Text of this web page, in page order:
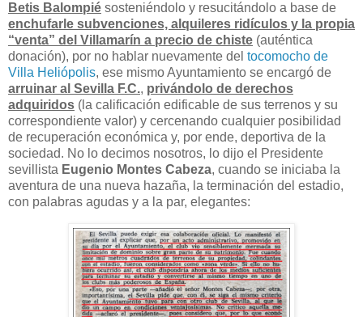
Betis Balompié sosteniéndolo y resucitándolo a base de
enchufarle subvenciones, alquileres ridículos y la propia
“venta” del Villamarín a precio de chiste (auténtica
donación), por no hablar nuevamente del tocomocho de
Villa Heliópolis, ese mismo Ayuntamiento se encargó de
arruinar al Sevilla F.C., privándolo de derechos
adquiridos (la calificación edificable de sus terrenos y su
correspondiente valor) y cercenando cualquier posibilidad
de recuperación económica y, por ende, deportiva de la
sociedad. No lo decimos nosotros, lo dijo el Presidente
sevillista Eugenio Montes Cabeza, cuando se iniciaba la
aventura de una nueva hazaña, la terminación del estadio,
con palabras agudas y a la par, elegantes: